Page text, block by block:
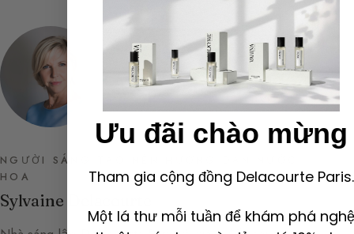
NGƯỜI SÁNG TẠO NÊN HƯỚNG DẪN NƯỚC
HOA
Sylvaine Delacourte
Ưu đãi chào mừng
Tham gia cộng đồng Delacourte Paris.
Một lá thư mỗi tuần để khám phá nghệ